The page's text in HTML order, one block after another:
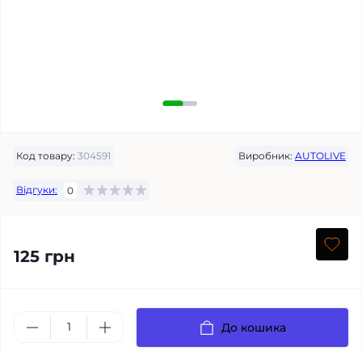
Код товару: 304591 Виробник: AUTOLIVE
Відгуки: 0
125 грн
До кошика